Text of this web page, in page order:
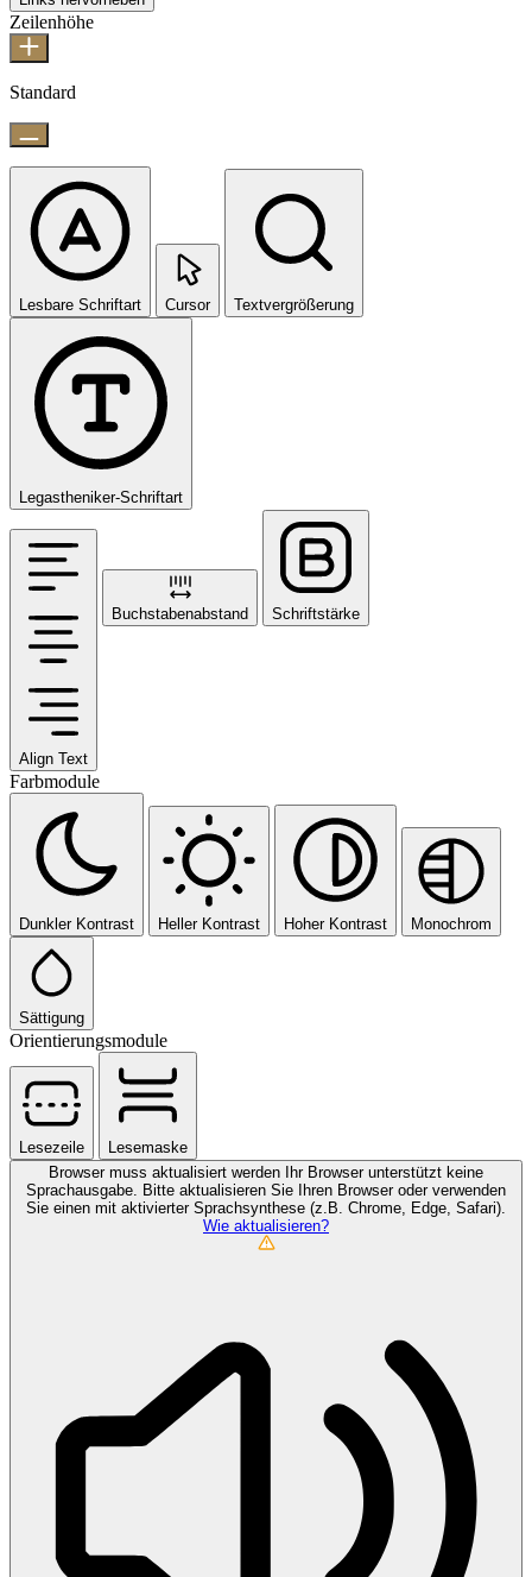
Zeilenhöhe
Standard
Lesbare Schriftart Cursor Textvergrößerung
Legastheniker-Schriftart
Align Text
Buchstabenabstand Schriftstärke
Farbmodule
Dunkler Kontrast Heller Kontrast Hoher Kontrast Monochrom
Sättigung
Orientierungsmodule
Lesezeile
Lesemaske
Browser muss aktualisiert werden
Ihr Browser unterstützt keine
Sprachausgabe. Bitte aktualisieren Sie Ihren Browser oder verwenden
Sie einen mit aktivierter Sprachsynthese (z.B. Chrome, Edge, Safari).
Wie aktualisieren?